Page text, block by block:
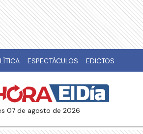
ESPECTÁCULOS EDICTOS
07 de agosto de 2026